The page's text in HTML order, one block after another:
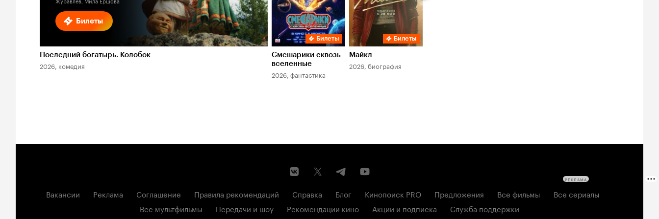
Билеты
Последний богатырь. Колобок
2026, комедия
Билеты
Смешарики сквозь
вселенные
2026, фантастика
Билеты
Майкл
2026, биография
Вакансии Реклама Соглашение Правила рекомендаций Справка Блог Кинопоиск PRO Предложения Все фильмы
Все сериалы
Все мультфильмы
Передачи и шоу Рекомендации кино Акции и подписка Служба поддержки
РЕКЛАМА